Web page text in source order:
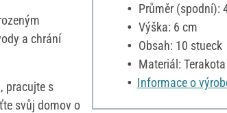
a chrání
pracujte s
svůj domov o
Průměr (spodní):
Výška: 6 cm
Obsah: 10 stueck
Materiál: Terakota
Informace o